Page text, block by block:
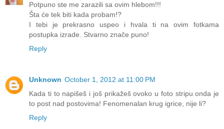
Potpuno ste me zarazili sa ovim hlebom!!!
Šta će tek biti kada probam!?
I tebi je prekrasno uspeo i hvala ti na ovim fotkama
postupka izrade. Stvarno znače puno!
Reply
Unknown October 1, 2012 at 11:00 PM
Kada ti to napišeš i još prikažeš ovoko u foto stripu onda je
to post nad postovima! Fenomenalan krug igrice, nije li?
Reply